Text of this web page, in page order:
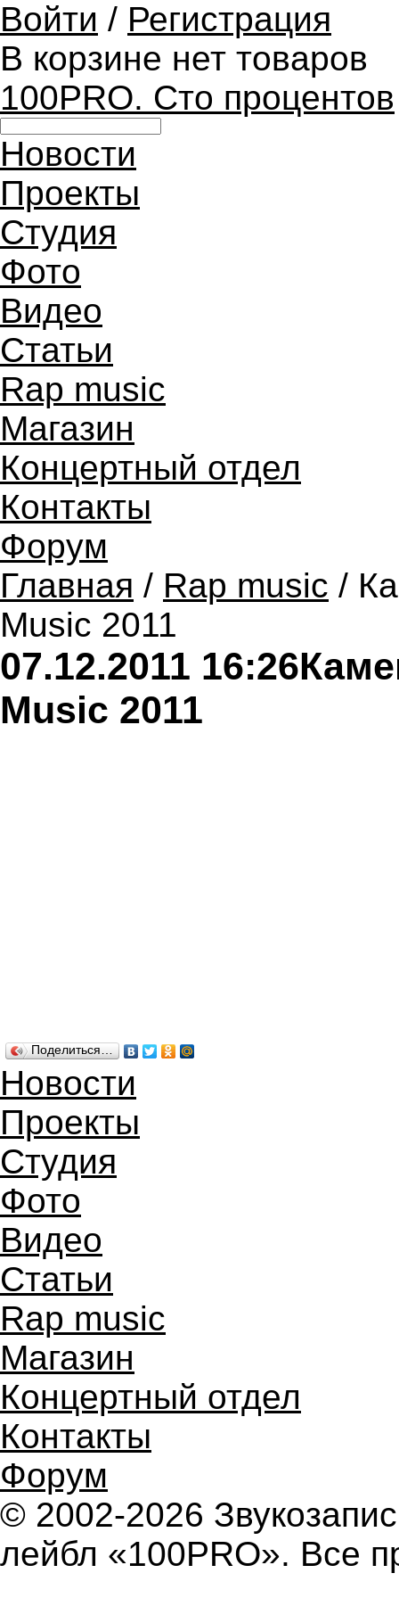
Войти / Регистрация
В корзине нет товаров
100PRO. Сто процентов
Новости
Проекты
Студия
Фото
Видео
Статьи
Rap music
Магазин
Концертный отдел
Контакты
Форум
Главная / Rap music /
Music 2011
07.12.2011 16:26
Music 2011
Поделиться…
Новости
Проекты
Студия
Фото
Видео
Статьи
Rap music
Магазин
Концертный отдел
Контакты
Форум
© 2002-2026
лейбл «100PRO». Все